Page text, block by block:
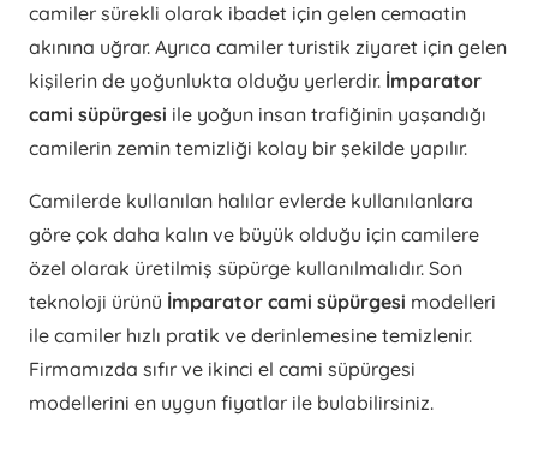
camiler sürekli olarak ibadet için gelen cemaatin
akınına uğrar. Ayrıca camiler turistik ziyaret için gelen
kişilerin de yoğunlukta olduğu yerlerdir. İmparator
cami süpürgesi ile yoğun insan trafiğinin yaşandığı
camilerin zemin temizliği kolay bir şekilde yapılır.
Camilerde kullanılan halılar evlerde kullanılanlara
göre çok daha kalın ve büyük olduğu için camilere
özel olarak üretilmiş süpürge kullanılmalıdır. Son
teknoloji ürünü İmparator cami süpürgesi modelleri
ile camiler hızlı pratik ve derinlemesine temizlenir.
Firmamızda sıfır ve ikinci el cami süpürgesi
modellerini en uygun fiyatlar ile bulabilirsiniz.